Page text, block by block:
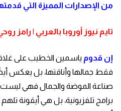
من الإصدارات المميزة التي
تايم نيوز أوروبا بالعربي | رامز
إن قدوم ياسمين الخطيب على
فقط جمالها وأناقتها، بل يعكس
صناعة الموضة والجمال فهي ليست
برامج تلفزيونية، بل هي أيقونة